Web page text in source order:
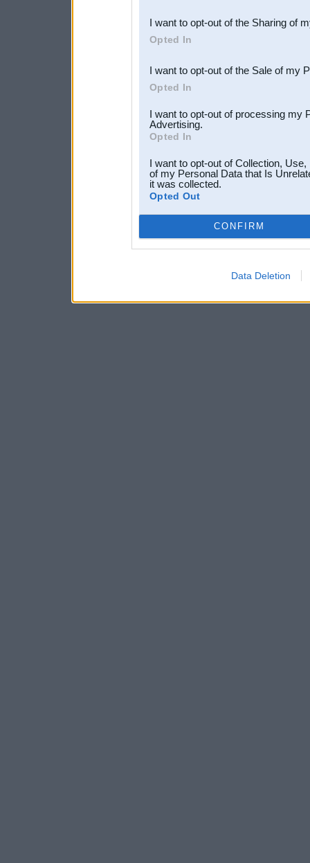
Downstream Participants
third parties.
I want to opt-out of the Sharing of
Opted In
I want to opt-out of the Sale of my
Opted In
I want to opt-out of processing my
Advertising.
Opted In
I want to opt-out of Collection,
of my Personal Data that Is
it was collected.
Opted Out
CONFIRM
Data Deletion